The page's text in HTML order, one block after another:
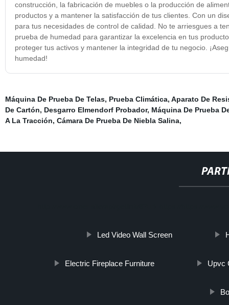
construcción, la fabricación de muebles o la producción de
productos y a mantener la satisfacción de tus clientes. Con un
para tus necesidades de control de calidad. No te arriesgues a
prueba de humedad para garantizar la excelencia en tus
proteger tus activos y mantener la integridad de tu negocio.
humedad!
Máquina De Prueba De Telas, Prueba Climática, Aparato De
De Cartón, Desgarro Elmendorf Probador, Máquina De Prueba
A La Tracción, Cámara De Prueba De Niebla Salina,
Led Video Wall Screen
Electric Fireplace Furniture Upvc